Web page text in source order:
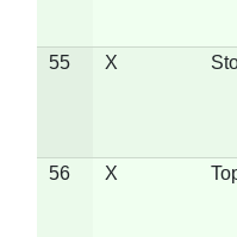
55 X
56 X